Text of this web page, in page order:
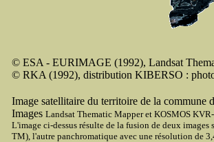
© ESA - EURIMAGE (1992), Landsat
© RKA (1992), distribution KIBERSO :
Image satellitaire du territoire de la commune
Images Landsat Thematic Mapper et KOSMOS
L'image ci-dessus résulte de la fusion de deux
TM), l'autre panchromatique avec une résolution de